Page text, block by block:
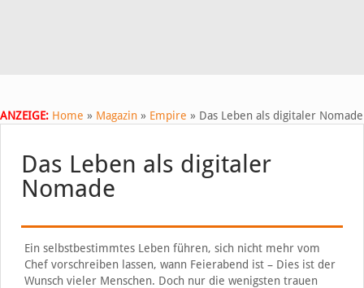
ANZEIGE: Home » Magazin » Empire » Das Leben als digitaler Nomade
Das Leben als digitaler
Nomade
Ein selbstbestimmtes Leben führen, sich nicht mehr vom
Chef vorschreiben lassen, wann Feierabend ist – Dies ist der
Wunsch vieler Menschen. Doch nur die wenigsten trauen